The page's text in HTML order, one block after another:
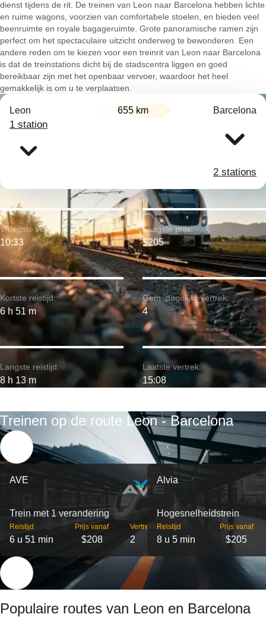
dienst tijdens de rit. De treinen van Leon naar Barcelona hebben lichte
en ruime wagons, voorzien van comfortabele stoelen, en bieden veel
beenruimte en royale bagageruimte. Grote panoramische ramen zijn
perfect om het spectaculaire uitzicht onderweg te bewonderen. Een
andere reden om te kiezen voor een treinrit van Leon naar Barcelona
is dat de treinstations dicht bij de stadscentra liggen en goed
bereikbaar zijn met het openbaar vervoer, waardoor het heel
gemakkelijk is om u te verplaatsen.
Leon 655 km Barcelona
1 station
2 stations
Kortste reistijd:
6 h 51 m
Vroegste vertrek:
10:33
Langste reistijd:
8 h 13 m
Laagste prijs:
$205
Gem. dagelijks vertrek:
4
Laatste vertrek:
15:08
Treinen op de route Leon - Barcelona
AVE
Trein met 1 verandering
Reistijd
6 u 51 min
Prijs vanaf
$208
Vertrekken
2
Alvia
Hogesnelheidstrein
Reistijd
8 u 5 min
Prijs vanaf
$205
Populaire routes van Leon en Barcelona